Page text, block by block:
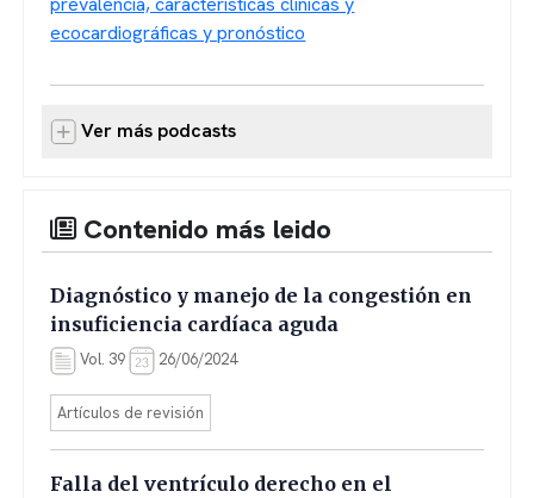
ecocardiográficas y pronóstico
Ver más podcasts
Contenido más leido
Diagnóstico y manejo de la congestión en
insuficiencia cardíaca aguda
Vol. 39 26/06/2024
Artículos de revisión
Falla del ventrículo derecho en el